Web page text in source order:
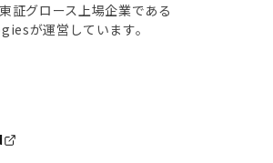
証グロース上場企業である
が運営しています。